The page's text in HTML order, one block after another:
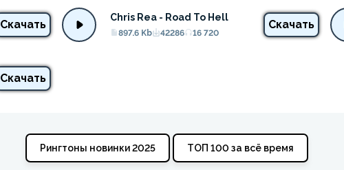
Скачать
Chris Rea - Road To Hell
897.6 Kb 42286 16 720
Скачать
Скачать
Рингтоны новинки 2025 ТОП 100 за всё время